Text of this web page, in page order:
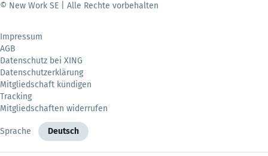
© New Work SE | Alle Rechte vorbehalten
Impressum
AGB
Datenschutz bei XING
Datenschutzerklärung
Mitgliedschaft kündigen
Tracking
Mitgliedschaften widerrufen
Sprache Deutsch